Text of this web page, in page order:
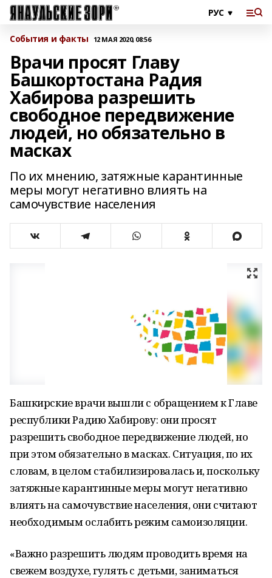
События и факты 12 МАЯ 2020, 08:56
Врачи просят Главу
Башкортостана Радия
Хабирова разрешить
свободное передвижение
людей, но обязательно в
масках
По их мнению, затяжные карантинные
меры могут негативно влиять на
самочувствие населения
Башкирские врачи вышли с обращением к Главе
республики Радию Хабирову: они просят
разрешить свободное передвижение людей, но
при этом обязательно в масках. Ситуация, по их
словам, в целом стабилизировалась и, поскольку
затяжные карантинные меры могут негативно
влиять на самочувствие населения, они считают
необходимым ослабить режим самоизоляции.
«Важно разрешить людям проводить время на
свежем воздухе, гулять с детьми, заниматься